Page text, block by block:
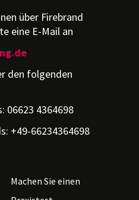
über Firebrand
eine E-Mail an
den folgenden
06623 4364698
+49-66234364698
Machen Sie einen